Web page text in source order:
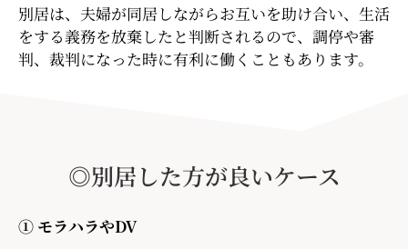
別居は、夫婦が同居しながらお互いを助け合い、生活
をする義務を放棄したと判断されるので、調停や審
判、裁判になった時に有利に働くこともあります。
◎別居した方が良いケース
① モラハラやDV